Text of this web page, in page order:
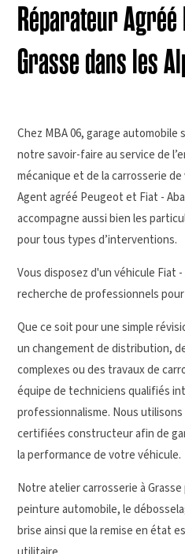
Réparateur
Grasse dans les
Chez MBA 06, garage automobile
notre savoir-faire au service de
mécanique et de la carrosserie
Agent agréé Peugeotet Fiat -
accompagne aussi bien les
pour tous types d’interventions.
Vous disposez d'un véhicule Fiat
recherche de professionnels
Que ce soit pour une simple
un changement de distribution,
complexes ou des travaux de
équipe de techniciens qualifiés
professionnalisme. Nous utilisons
certifiées constructeur afin de
la performance de votre véhicule.
Notre atelier carrosserie à
peinture automobile, le
brise ainsi que la remise en état